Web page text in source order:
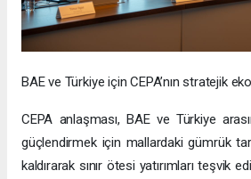
BAE ve Türkiye için CEPA’nın stratejik
CEPA anlaşması, BAE ve Türkiye
güçlendirmek için mallardaki gümrük
kaldırarak sınır ötesi yatırımları teşvik